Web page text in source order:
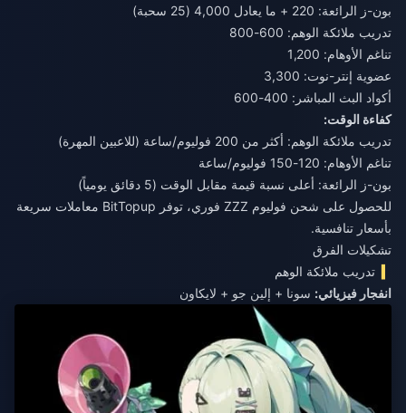
بون-ز الرائعة: 220 + ما يعادل 4,000 (25 سحبة)
تدريب ملائكة الوهم: 600-800
تناغم الأوهام: 1,200
عضوية إنتر-نوت: 3,300
أكواد البث المباشر: 400-600
كفاءة الوقت:
تدريب ملائكة الوهم: أكثر من 200 فوليوم/ساعة (للاعبين المهرة)
تناغم الأوهام: 120-150 فوليوم/ساعة
بون-ز الرائعة: أعلى نسبة قيمة مقابل الوقت (5 دقائق يومياً)
للحصول على شحن فوليوم ZZZ فوري
، توفر BitTopup معاملات سريعة
بأسعار تنافسية.
تشكيلات الفرق
تدريب ملائكة الوهم
انفجار فيزيائي: سونا + إلين جو + لايكاون